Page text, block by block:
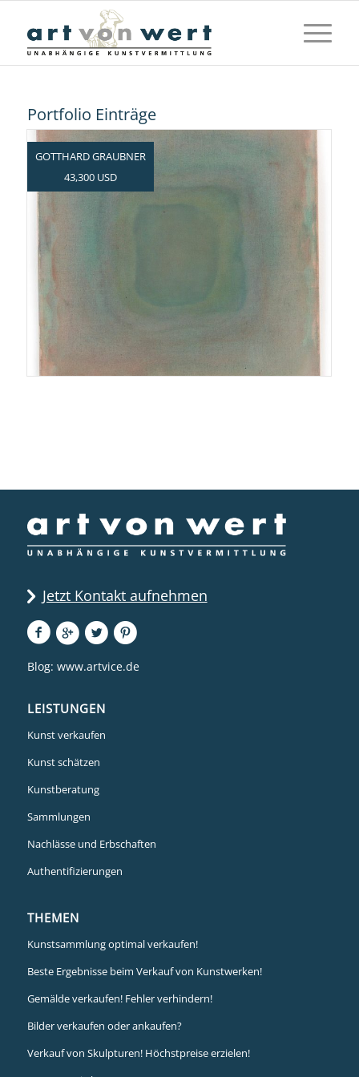
Portfolio Einträge
GOTTHARD GRAUBNER
43,300 USD
Jetzt Kontakt aufnehmen
Blog: www.artvice.de
LEISTUNGEN
Kunst verkaufen
Kunst schätzen
Kunstberatung
Sammlungen
Nachlässe und Erbschaften
Authentifizierungen
THEMEN
Kunstsammlung optimal verkaufen!
Beste Ergebnisse beim Verkauf von Kunstwerken!
Gemälde verkaufen! Fehler verhindern!
Bilder verkaufen oder ankaufen?
Verkauf von Skulpturen! Höchstpreise erzielen!